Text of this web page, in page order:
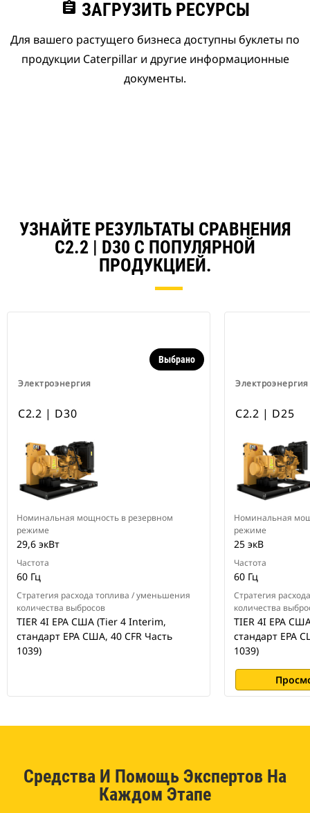
assignment ЗАГРУЗИТЬ РЕСУРСЫ
Для вашего растущего бизнеса доступны буклеты по
продукции Caterpillar и другие информационные
документы.
УЗНАЙТЕ РЕЗУЛЬТАТЫ СРАВНЕНИЯ
C2.2 | D30 С ПОПУЛЯРНОЙ
ПРОДУКЦИЕЙ.
Электроэнергия
Выбрано
C2.2 | D30
Номинальная мощность в резервном
режиме
29,6 экВт
Частота
60 Гц
Стратегия расхода топлива / уменьшения
количества выбросов
TIER 4I EPA США (Tier 4 Interim,
стандарт EPA США, 40 CFR Часть
1039)
Электроэнергия
C2.2 | D25
Номинальная
режиме
25 экВ
Частота
60 Гц
Стратегия
количества
TIER 4I EPA
стандарт EPA
1039)
Средства И Помощь Экспертов На
Каждом Этапе